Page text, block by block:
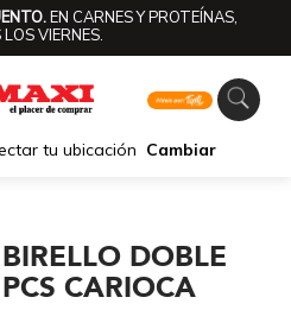
EN CARNES Y PROTEÍNAS,
VIERNES.
tu ubicación Cambiar
DOBLE
CARIOCA